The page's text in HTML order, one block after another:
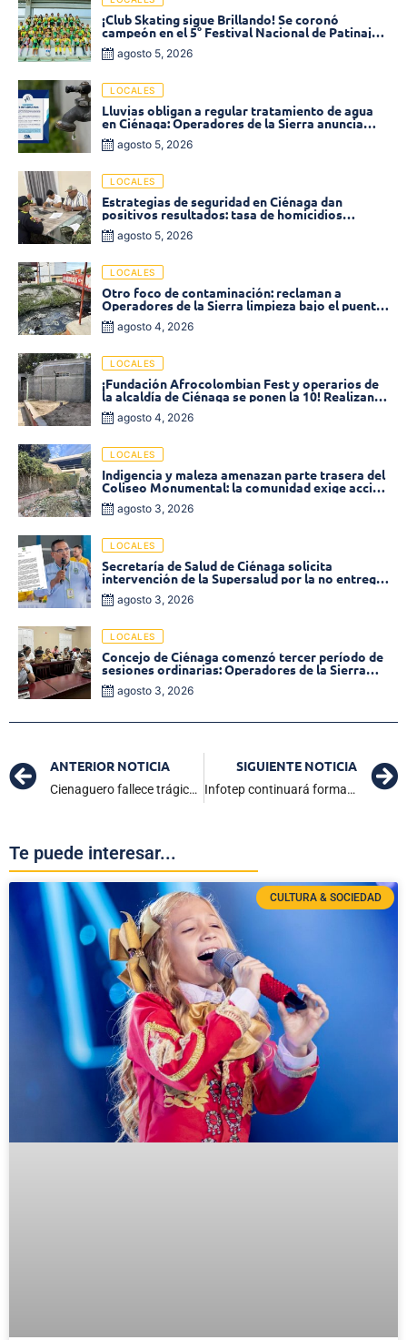
¡Club Skating sigue Brillando! Se coronó
campeón en el 5° Festival Nacional de Patinaje
«Soledad sobre Ruedas»
agosto 5, 2026
LOCALES
Lluvias obligan a regular tratamiento de agua
en Ciénaga: Operadores de la Sierra anuncia
baja presión en varios sectores
agosto 5, 2026
LOCALES
Estrategias de seguridad en Ciénaga dan
positivos resultados: tasa de homicidios
disminuyó un 58% en 2026
agosto 5, 2026
LOCALES
Otro foco de contaminación: reclaman a
Operadores de la Sierra limpieza bajo el puente
de la calle 19 con carrera 11
agosto 4, 2026
LOCALES
¡Fundación Afrocolombian Fest y operarios de
la alcaldía de Ciénaga se ponen la 10! Realizan
limpieza de la parte posterior del Coliseo
Monumental
agosto 4, 2026
LOCALES
Indigencia y maleza amenazan parte trasera del
Coliseo Monumental: la comunidad exige acción
inmediata!
agosto 3, 2026
LOCALES
Secretaría de Salud de Ciénaga solicita
intervención de la Supersalud por la no entrega
de medicamentos en las EPS
agosto 3, 2026
LOCALES
Concejo de Ciénaga comenzó tercer período de
sesiones ordinarias: Operadores de la Sierra
tema central de la plenaria
agosto 3, 2026
ANTERIOR NOTICIA
Cienaguero fallece trágicamente en accidente de carretera tras caer de una tractomula en Santander
SIGUIENTE NOTICIA
Infotep continuará formación profesional de 30 tecnólogos egresados del SENA
Te puede interesar...
CULTURA & SOCIEDAD